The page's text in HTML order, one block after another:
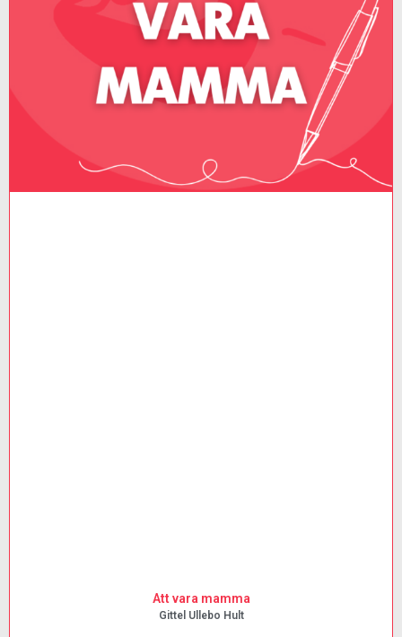
Att vara mamma
Gittel Ullebo Hult